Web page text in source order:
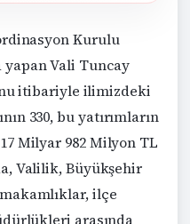
Kurulu
yapan Vali Tuncay
itibariyle ilimizdeki
330, bu yatırımların
Milyar 982 Milyon TL
Valilik, Büyükşehir
ilçe
arasında